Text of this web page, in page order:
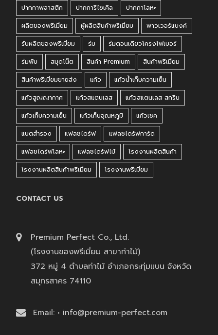
ปากกาพลาสติก
ปากการีไซเคิล
ปากกาโลหะ
ผลิตของพรีเมี่ยม
ผู้ผลิตสินค้าพรีเมี่ยม
พาวเวอร์แบงค์
รับผลิตของพรีเมี่ยม
ร่ม
ร่มตอนเดียวโครงไฟเบอร์
ร่มพับ
สมุดโน๊ต สินค้า Premium
สินค้าพรีเมี่ยม
สินค้าพรีเมี่ยมขายส่ง
แก้ว
แก้วน้ำเก็บความเย็น
แก้วสูญญากาศ
แก้วสแตนเลส
แก้วสแตนเลส สกรีน
แก้วเก็บความเย็น
แก้วเก็บอุณหภูมิ
แก้วเชค
แบตสำรอง
แฟลชไดร์ฟ
แฟลชไดร์ฟการ์ด
แฟลชไดร์ฟโลหะ
แฟลชไดร์ฟไม้
โรงงานผลิตสินค้า
โรงงานผลิตสินค้าพรีเมี่ยม
โรงงานพรีเมี่ยม
CONTACT US
Premium Perfect Co., Ltd.
(โรงงานของพรีเมี่ยม สาขาท่าไม้)
372 หมู่ 4 ตำบลท่าไม้ อำเภอกระทุ่มแบน จังหวัด
สมุทรสาคร 74110
Email: • info@premium-perfect.com